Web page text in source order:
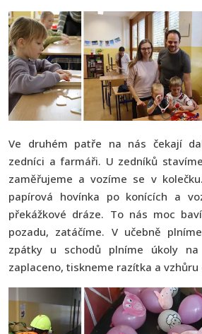
Ve druhém patře na nás čekají
zedníci a farmáři. U zedníků
zaměřujeme a vozíme se v
papírová hovínka po konících a
překážkové dráze. To nás moc
pozadu, zatáčíme. V učebně
zpátky u schodů plníme úkoly na
zaplaceno, tiskneme razítka a